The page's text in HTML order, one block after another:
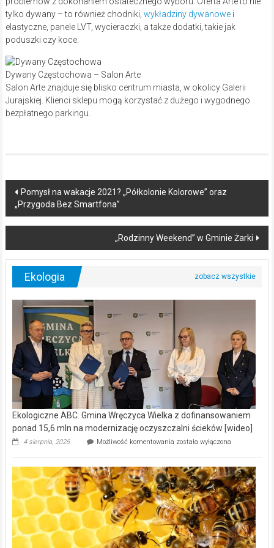
tylko dywany – to również chodniki, wykładziny dywanowei
elastyczne, panele LVT, wycieraczki, a także dodatki, takie jak
poduszki czy koce.
Dywany Częstochowa – Salon Arte
Salon Arte znajduje się blisko centrum miasta, w okolicy Galerii
Jurajskiej. Klienci sklepu mogą korzystać z dużego i wygodnego
bezpłatnego parkingu.
Post
navigation
Pomysł na wakacje 2021? „Półkolonie Kolorowe” oraz
„Przygoda Bez Smartfona”
„Rodzinny Weekend” w Gminie Żarki
Ekologia
Ekologiczne ABC. Gmina Wręczyca Wielka z dofinansowaniem
ponad 15,6 mln na modernizację oczyszczalni ścieków [wideo]
4 sierpnia, 2026 Możliwość komentowania Ekologiczne
Wręczyca
Wielka
z
dofinansowaniem
ponad
15,6
mln
na
została wyłączona